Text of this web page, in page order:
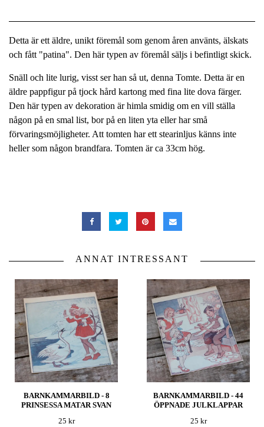
Detta är ett äldre, unikt föremål som genom åren använts, älskats
och fått "patina". Den här typen av föremål säljs i befintligt skick.
Snäll och lite lurig, visst ser han så ut, denna Tomte. Detta är en
äldre pappfigur på tjock hård kartong med fina lite dova färger.
Den här typen av dekoration är himla smidig om en vill ställa
någon på en smal list, bor på en liten yta eller har små
förvaringsmöjligheter. Att tomten har ett stearinljus känns inte
heller som någon brandfara. Tomten är ca 33cm hög.
ANNAT INTRESSANT
BARNKAMMARBILD - 8
PRINSESSA MATAR SVAN
25 kr
BARNKAMMARBILD - 44
ÖPPNADE JULKLAPPAR
25 kr